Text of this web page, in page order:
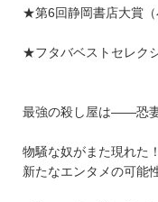
★第6回静岡書店大賞
★フタバベストセレク
最強の殺し屋は――恐妻
物騒な奴がまた現れた！
新たなエンタメの可能